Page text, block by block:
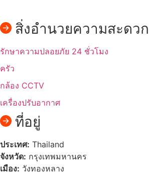
สิ่งอำนวยความสะดวก
รักษาความปลอยภัย 24 ชั่วโมง
ครัว
กล้อง CCTV
เครื่องปรับอากาศ
ที่อยู่
ประเทศ: Thailand
จังหวัด: กรุงเทพมหานคร
เมือง: วังทองหลาง